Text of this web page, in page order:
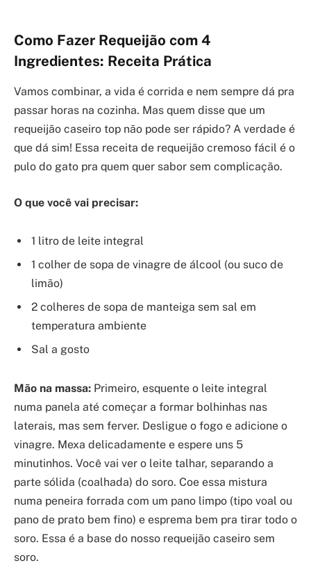
Como Fazer Requeijão com 4
Ingredientes: Receita Prática
Vamos combinar, a vida é corrida e nem sempre dá pra
passar horas na cozinha. Mas quem disse que um
requeijão caseiro top não pode ser rápido? A verdade é
que dá sim! Essa receita de requeijão cremoso fácil é o
pulo do gato pra quem quer sabor sem complicação.
O que você vai precisar:
1 litro de leite integral
1 colher de sopa de vinagre de álcool (ou suco de
limão)
2 colheres de sopa de manteiga sem sal em
temperatura ambiente
Sal a gosto
Mão na massa: Primeiro, esquente o leite integral
numa panela até começar a formar bolhinhas nas
laterais, mas sem ferver. Desligue o fogo e adicione o
vinagre. Mexa delicadamente e espere uns 5
minutinhos. Você vai ver o leite talhar, separando a
parte sólida (coalhada) do soro. Coe essa mistura
numa peneira forrada com um pano limpo (tipo voal ou
pano de prato bem fino) e esprema bem pra tirar todo o
soro. Essa é a base do nosso requeijão caseiro sem
soro.